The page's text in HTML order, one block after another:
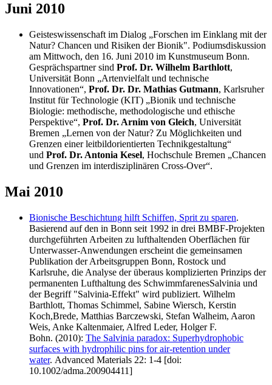
Juni 2010
Geisteswissenschaft im Dialog „Forschen im Einklang mit der
Natur? Chancen und Risiken der Bionik". Podiumsdiskussion
am Mittwoch, den 16. Juni 2010 im Kunstmuseum Bonn.
Gesprächspartner sind Prof. Dr. Wilhelm Barthlott,
Universität Bonn „Artenvielfalt und technische
Innovationen“, Prof. Dr. Dr. Mathias Gutmann, Karlsruher
Institut für Technologie (KIT) „Bionik und technische
Biologie: methodische, methodologische und ethische
Perspektive“, Prof. Dr. Arnim von Gleich, Universität
Bremen „Lernen von der Natur? Zu Möglichkeiten und
Grenzen einer leitbildorientierten Technikgestaltung“
und Prof. Dr. Antonia Kesel, Hochschule Bremen „Chancen
und Grenzen im interdisziplinären Cross-Over“.
Mai 2010
Bionische Beschichtung hilft Schiffen, Sprit zu sparen.
Basierend auf den in Bonn seit 1992 in drei BMBF-Projekten
durchgeführten Arbeiten zu lufthaltenden Oberflächen für
Unterwasser-Anwendungen erscheint die gemeinsamen
Publikation der Arbeitsgruppen Bonn, Rostock und
Karlsruhe, die Analyse der überaus komplizierten Prinzips der
permanenten Lufthaltung des SchwimmfarenesSalvinia und
der Begriff "Salvinia-Effekt" wird publiziert. Wilhelm
Barthlott, Thomas Schimmel, Sabine Wiersch, Kerstin
Koch,Brede, Matthias Barczewski, Stefan Walheim, Aaron
Weis, Anke Kaltenmaier, Alfred Leder, Holger F.
Bohn. (2010): The Salvinia paradox: Superhydrophobic
surfaces with hydrophilic pins for air-retention under
water. Advanced Materials 22: 1-4 [doi:
10.1002/adma.200904411]